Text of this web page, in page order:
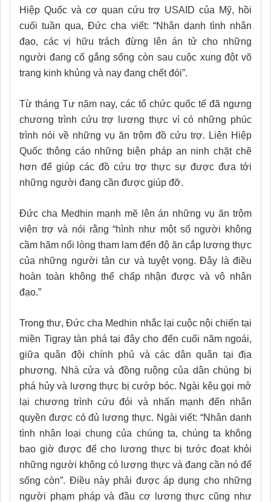
Hiệp Quốc và cơ quan cứu trợ USAID của Mỹ, hồi
cuối tuần qua, Đức cha viết: “Nhân danh tình nhân
đạo, các vị hữu trách đừng lên án tử cho những
người đang cố gắng sống còn sau cuộc xung đột võ
trang kinh khủng và nay đang chết đói”.
Từ tháng Tư năm nay, các tổ chức quốc tế đã ngưng
chương trình cứu trợ lương thực vì có những phúc
trình nói về những vụ ăn trộm đồ cứu trợ. Liên Hiệp
Quốc thông cáo những biện pháp an ninh chặt chẽ
hơn để giúp các đồ cứu trợ thực sự được đưa tới
những người đang cần được giúp đỡ.
Đức cha Medhin mạnh mẽ lên án những vụ ăn trộm
viện trợ và nói rằng “hình như một số người không
cầm hãm nổi lòng tham lam đến độ ăn cắp lương thực
của những người tản cư và tuyệt vọng. Đây là điều
hoàn toàn không thể chấp nhận được và vô nhân
đạo.”
Trong thư, Đức cha Medhin nhắc lại cuộc nội chiến tại
miền Tigray tàn phá tại đây cho đến cuối năm ngoái,
giữa quân đội chính phủ và các dân quân tại địa
phương. Nhà cửa và đồng ruộng của dân chúng bị
phá hủy và lương thực bị cướp bóc. Ngài kêu gọi mở
lại chương trình cứu đói và nhấn mạnh đến nhân
quyền được có đủ lương thực. Ngài viết: “Nhân danh
tình nhân loại chung của chúng ta, chúng ta không
bao giờ được để cho lương thực bị tước đoạt khỏi
những người không có lương thực và đang cần nó để
sống còn”. Điều này phải được áp dụng cho những
người phạm pháp và đầu cơ lương thực cũng như